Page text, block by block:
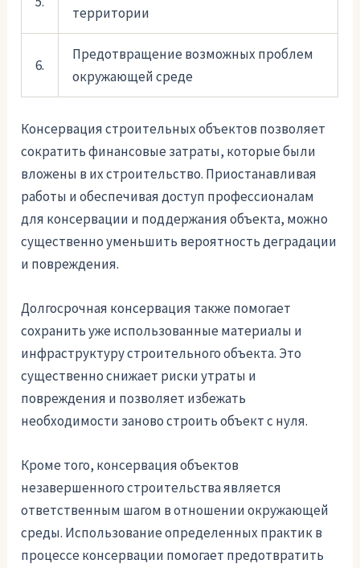
территории
6.
Предотвращение возможных проблем
окружающей среде
Консервация строительных объектов позволяет
сократить финансовые затраты, которые были
вложены в их строительство. Приостанавливая
работы и обеспечивая доступ профессионалам
для консервации и поддержания объекта, можно
существенно уменьшить вероятность деградации
и повреждения.
Долгосрочная консервация также помогает
сохранить уже использованные материалы и
инфраструктуру строительного объекта. Это
существенно снижает риски утраты и
повреждения и позволяет избежать
необходимости заново строить объект с нуля.
Кроме того, консервация объектов
незавершенного строительства является
ответственным шагом в отношении окружающей
среды. Использование определенных практик в
процессе консервации помогает предотвратить